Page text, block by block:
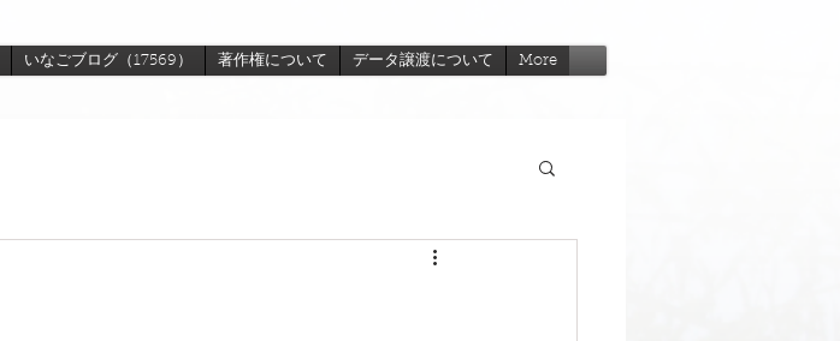
いなごブログ（17569） 著作権について データ譲渡について More